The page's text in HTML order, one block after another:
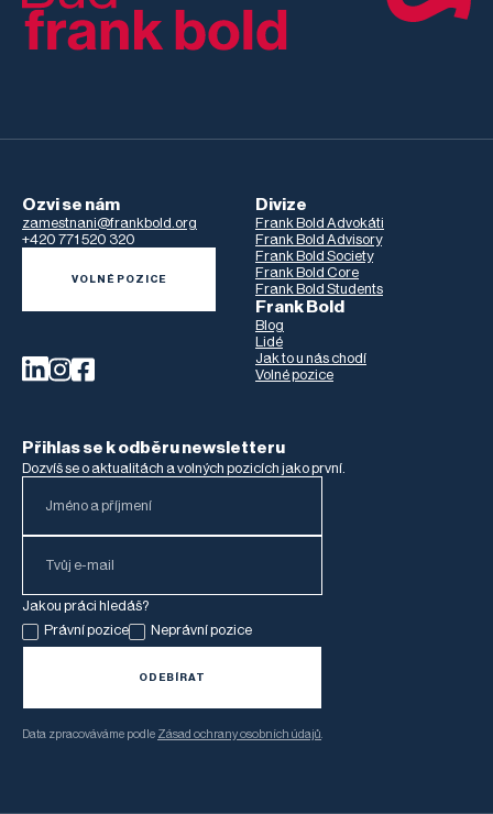
Ozvi se nám
zamestnani@frankbold.org
+420 771 520 320
VOLNÉ POZICE
Divize
Frank Bold Advokáti
Frank Bold Advisory
Frank Bold Society
Frank Bold Core
Frank Bold Students
Frank Bold
Blog
Lidé
Jak to u nás chodí
Volné pozice
Přihlas se k odběru newsletteru
Dozvíš se o aktualitách a volných pozicích jako první.
Jakou práci hledáš?
Právní pozice
Neprávní pozice
Data zpracováváme podle Zásad ochrany osobních údajů